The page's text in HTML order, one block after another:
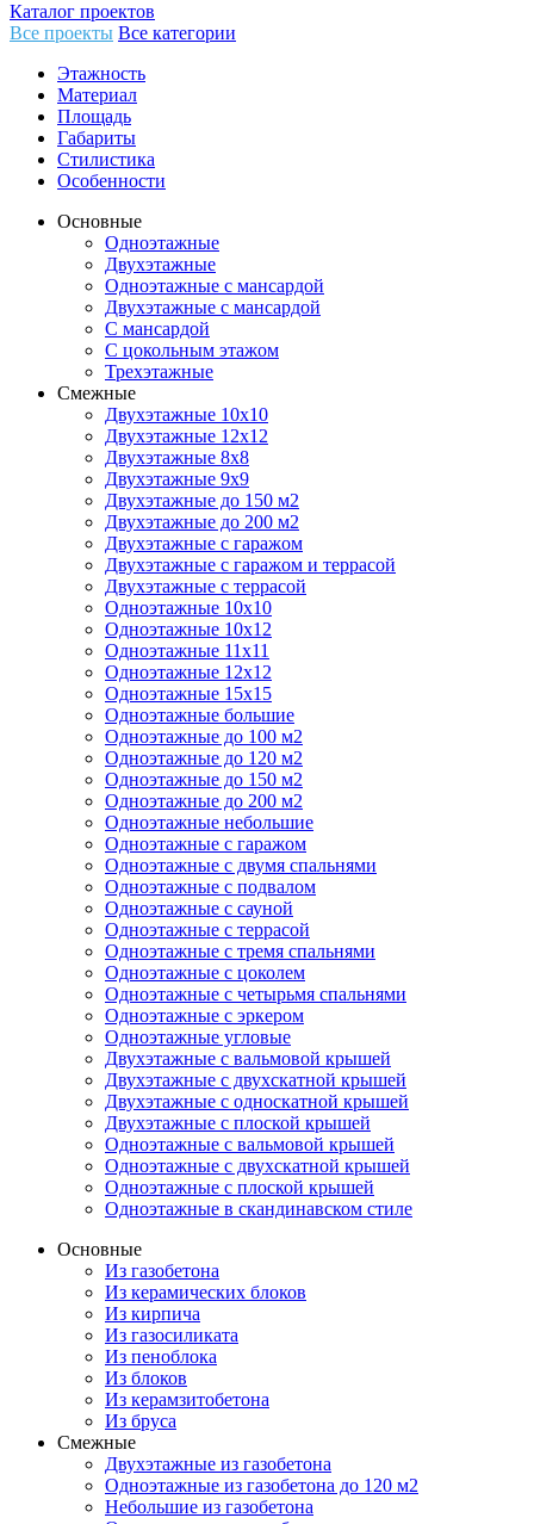
Каталог проектов
Все проекты Все категории
Этажность
Материал
Площадь
Габариты
Стилистика
Особенности
Основные
Одноэтажные
Двухэтажные
Одноэтажные с мансардой
Двухэтажные с мансардой
С мансардой
С цокольным этажом
Трехэтажные
Смежные
Двухэтажные 10х10
Двухэтажные 12х12
Двухэтажные 8х8
Двухэтажные 9х9
Двухэтажные до 150 м2
Двухэтажные до 200 м2
Двухэтажные с гаражом
Двухэтажные с гаражом и террасой
Двухэтажные с террасой
Одноэтажные 10х10
Одноэтажные 10х12
Одноэтажные 11х11
Одноэтажные 12х12
Одноэтажные 15х15
Одноэтажные большие
Одноэтажные до 100 м2
Одноэтажные до 120 м2
Одноэтажные до 150 м2
Одноэтажные до 200 м2
Одноэтажные небольшие
Одноэтажные с гаражом
Одноэтажные с двумя спальнями
Одноэтажные с подвалом
Одноэтажные с сауной
Одноэтажные с террасой
Одноэтажные с тремя спальнями
Одноэтажные с цоколем
Одноэтажные с четырьмя спальнями
Одноэтажные с эркером
Одноэтажные угловые
Двухэтажные с вальмовой крышей
Двухэтажные с двухскатной крышей
Двухэтажные с односкатной крышей
Двухэтажные с плоской крышей
Одноэтажные с вальмовой крышей
Одноэтажные с двухскатной крышей
Одноэтажные с плоской крышей
Одноэтажные в скандинавском стиле
Основные
Из газобетона
Из керамических блоков
Из кирпича
Из газосиликата
Из пеноблока
Из блоков
Из керамзитобетона
Из бруса
Смежные
Двухэтажные из газобетона
Одноэтажные из газобетона до 120 м2
Небольшие из газобетона